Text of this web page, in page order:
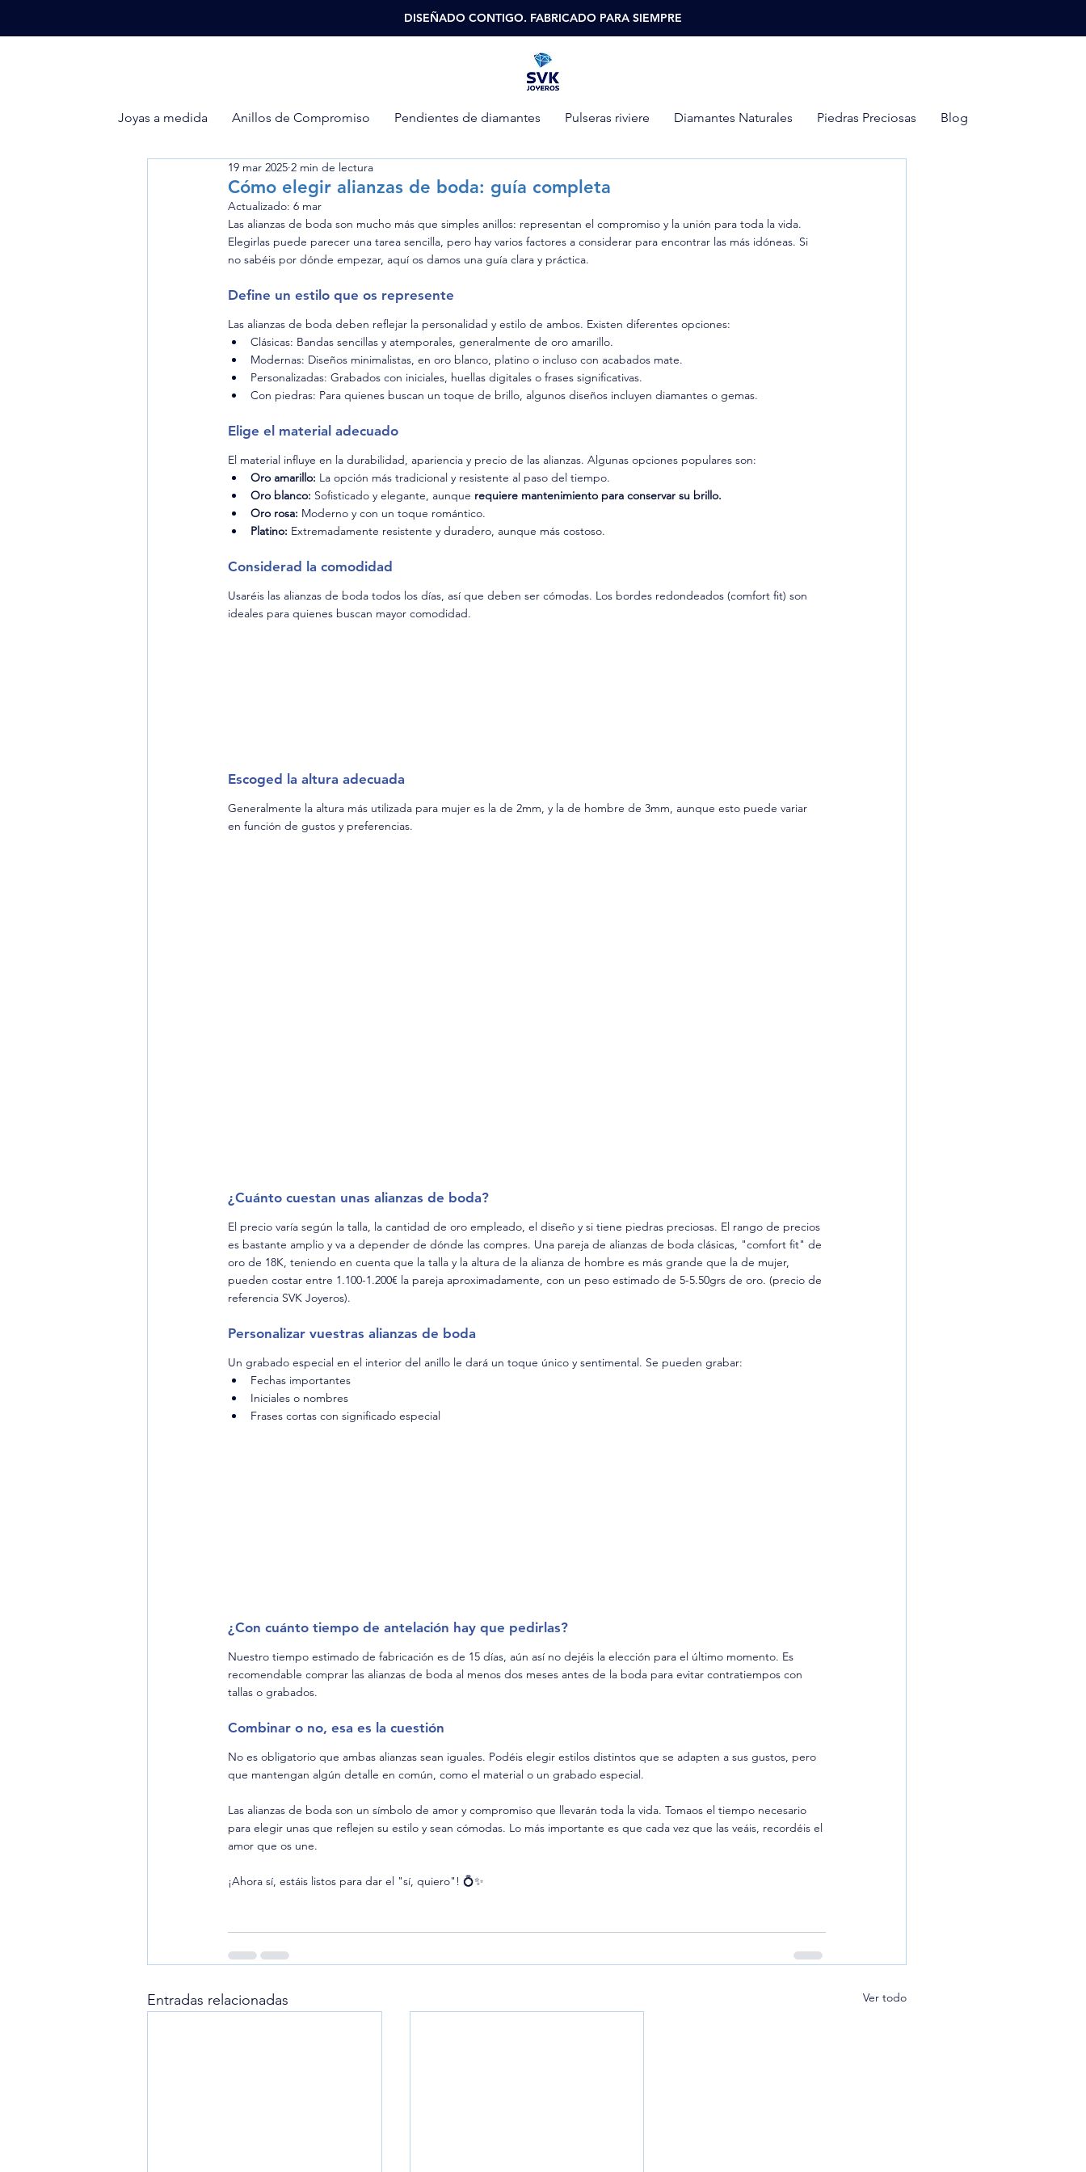
DISEÑADO CONTIGO. FABRICADO PARA SIEMPRE
Joyas a medida Anillos de Compromiso Pendientes de diamantes Pulseras riviere Diamantes Naturales Piedras Preciosas Blog
Cómo elegir alianzas de boda: guía completa
19 mar 2025 2 min de lectura
Actualizado: 6 mar
Las alianzas de boda son mucho más que simples anillos: representan el compromiso y la unión para toda la vida.
Elegirlas puede parecer una tarea sencilla, pero hay varios factores a considerar para encontrar las más idóneas. Si
no sabéis por dónde empezar, aquí os damos una guía clara y práctica.
Define un estilo que os represente
Las alianzas de boda deben reflejar la personalidad y estilo de ambos. Existen diferentes opciones:
Clásicas: Bandas sencillas y atemporales, generalmente de oro amarillo.
Modernas: Diseños minimalistas, en oro blanco, platino o incluso con acabados mate.
Personalizadas: Grabados con iniciales, huellas digitales o frases significativas.
Con piedras: Para quienes buscan un toque de brillo, algunos diseños incluyen diamantes o gemas.
Elige el material adecuado
El material influye en la durabilidad, apariencia y precio de las alianzas. Algunas opciones populares son:
Oro amarillo: La opción más tradicional y resistente al paso del tiempo.
Oro blanco: Sofisticado y elegante, aunque requiere mantenimiento para conservar su brillo.
Oro rosa: Moderno y con un toque romántico.
Platino: Extremadamente resistente y duradero, aunque más costoso.
Considerad la comodidad
Usaréis las alianzas de boda todos los días, así que deben ser cómodas. Los bordes redondeados (comfort fit) son
ideales para quienes buscan mayor comodidad.
Escoged la altura adecuada
Generalmente la altura más utilizada para mujer es la de 2mm, y la de hombre de 3mm, aunque esto puede variar
en función de gustos y preferencias.
¿Cuánto cuestan unas alianzas de boda?
El precio varía según la talla, la cantidad de oro empleado, el diseño y si tiene piedras preciosas. El rango de precios
es bastante amplio y va a depender de dónde las compres. Una pareja de alianzas de boda clásicas, "comfort fit" de
oro de 18K, teniendo en cuenta que la talla y la altura de la alianza de hombre es más grande que la de mujer,
pueden costar entre 1.100-1.200€ la pareja aproximadamente, con un peso estimado de 5-5.50grs de oro. (precio de
referencia SVK Joyeros).
Personalizar vuestras alianzas de boda
Un grabado especial en el interior del anillo le dará un toque único y sentimental. Se pueden grabar:
Fechas importantes
Iniciales o nombres
Frases cortas con significado especial
¿Con cuánto tiempo de antelación hay que pedirlas?
Nuestro tiempo estimado de fabricación es de 15 días, aún así no dejéis la elección para el último momento. Es
recomendable comprar las alianzas de boda al menos dos meses antes de la boda para evitar contratiempos con
tallas o grabados.
Combinar o no, esa es la cuestión
No es obligatorio que ambas alianzas sean iguales. Podéis elegir estilos distintos que se adapten a sus gustos, pero
que mantengan algún detalle en común, como el material o un grabado especial.
Las alianzas de boda son un símbolo de amor y compromiso que llevarán toda la vida. Tomaos el tiempo necesario
para elegir unas que reflejen su estilo y sean cómodas. Lo más importante es que cada vez que las veáis, recordéis el
amor que os une.
¡Ahora sí, estáis listos para dar el "sí, quiero"! 💍✨
Entradas relacionadas Ver todo